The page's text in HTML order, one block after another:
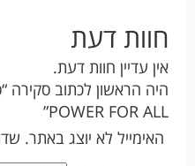
חוות דעת
אין עדיין חוות דעת.
POWER FOR ALL”
האימייל לא יוצג באתר.